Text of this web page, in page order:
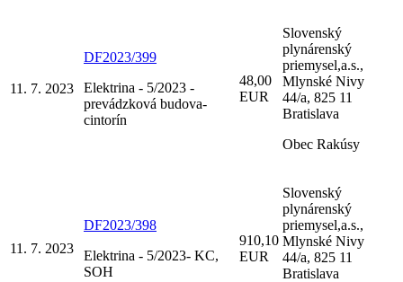
11. 7. 2023
DF2023/399
Elektrina - 5/2023 -
prevádzková budova-
cintorín
48,00
EUR
Slovenský
plynárenský
priemysel,a.s.,
Mlynské Nivy
44/a, 825 11
Bratislava
Obec Rakúsy
11. 7. 2023
DF2023/398
Elektrina - 5/2023- KC,
SOH
910,10
EUR
Slovenský
plynárenský
priemysel,a.s.,
Mlynské Nivy
44/a, 825 11
Bratislava